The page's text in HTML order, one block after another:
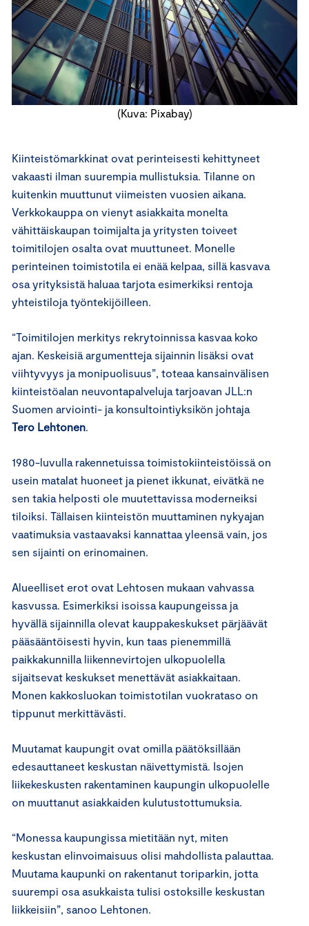
(Kuva: Pixabay)
Kiinteistömarkkinat ovat perinteisesti kehittyneet
vakaasti ilman suurempia mullistuksia. Tilanne on
kuitenkin muuttunut viimeisten vuosien aikana.
Verkkokauppa on vienyt asiakkaita monelta
vähittäiskaupan toimijalta ja yritysten toiveet
toimitilojen osalta ovat muuttuneet. Monelle
perinteinen toimistotila ei enää kelpaa, sillä kasvava
osa yrityksistä haluaa tarjota esimerkiksi rentoja
yhteistiloja työntekijöilleen.
“Toimitilojen merkitys rekrytoinnissa kasvaa koko
ajan. Keskeisiä argumentteja sijainnin lisäksi ovat
viihtyvyys ja monipuolisuus”, toteaa kansainvälisen
kiinteistöalan neuvontapalveluja tarjoavan JLL:n
Suomen arviointi- ja konsultointiyksikön johtaja
Tero Lehtonen
1980-luvulla rakennetuissa toimistokiinteistöissä on
usein matalat huoneet ja pienet ikkunat, eivätkä ne
sen takia helposti ole muutettavissa moderneiksi
tiloiksi. Tällaisen kiinteistön muuttaminen nykyajan
vaatimuksia vastaavaksi kannattaa yleensä vain, jos
sen sijainti on erinomainen.
Alueelliset erot ovat Lehtosen mukaan vahvassa
kasvussa. Esimerkiksi isoissa kaupungeissa ja
hyvällä sijainnilla olevat kauppakeskukset pärjäävät
pääsääntöisesti hyvin, kun taas pienemmillä
paikkakunnilla liikennevirtojen ulkopuolella
sijaitsevat keskukset menettävät asiakkaitaan.
Monen kakkosluokan toimistotilan vuokrataso on
tippunut merkittävästi.
Muutamat kaupungit ovat omilla päätöksillään
edesauttaneet keskustan näivettymistä. Isojen
liikekeskusten rakentaminen kaupungin ulkopuolelle
on muuttanut asiakkaiden kulutustottumuksia.
“Monessa kaupungissa mietitään nyt, miten
keskustan elinvoimaisuus olisi mahdollista palauttaa.
Muutama kaupunki on rakentanut toriparkin, jotta
suurempi osa asukkaista tulisi ostoksille keskustan
liikkeisiin”, sanoo Lehtonen.